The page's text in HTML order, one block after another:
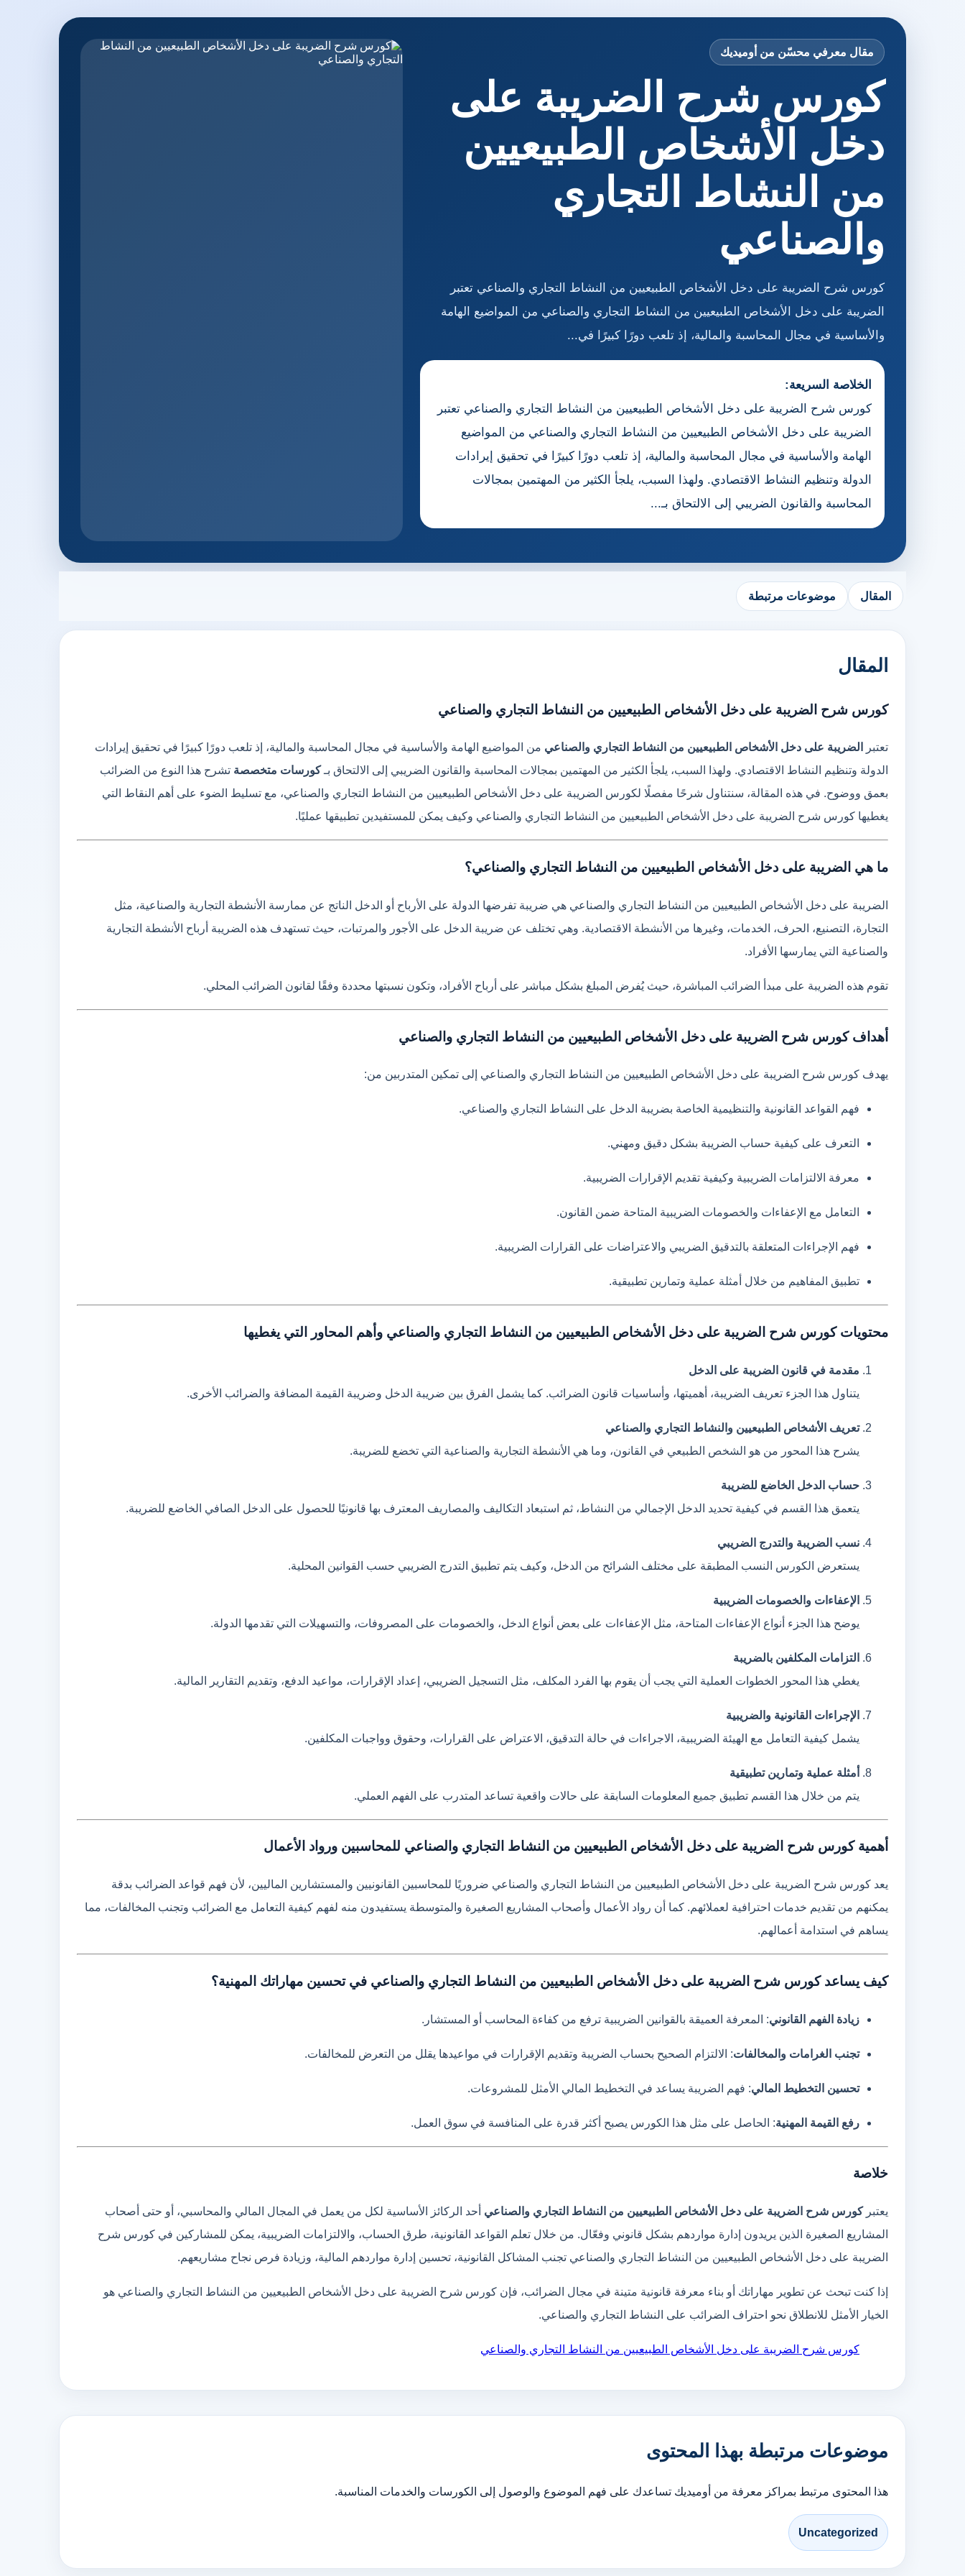
مقال معرفي محسّن من أوميديك
كورس شرح الضريبة على
دخل الأشخاص الطبيعيين
من النشاط التجاري
والصناعي
كورس شرح الضريبة على دخل الأشخاص الطبيعيين من النشاط التجاري والصناعي تعتبر
الضريبة على دخل الأشخاص الطبيعيين من النشاط التجاري والصناعي من المواضيع الهامة
والأساسية في مجال المحاسبة والمالية، إذ تلعب دورًا كبيرًا في...
الخلاصة السريعة:
كورس شرح الضريبة على دخل الأشخاص الطبيعيين من النشاط التجاري والصناعي تعتبر
الضريبة على دخل الأشخاص الطبيعيين من النشاط التجاري والصناعي من المواضيع
الهامة والأساسية في مجال المحاسبة والمالية، إذ تلعب دورًا كبيرًا في تحقيق إيرادات
الدولة وتنظيم النشاط الاقتصادي. ولهذا السبب، يلجأ الكثير من المهتمين بمجالات
المحاسبة والقانون الضريبي إلى الالتحاق بـ...
المقال موضوعات مرتبطة
المقال
كورس شرح الضريبة على دخل الأشخاص الطبيعيين من النشاط التجاري والصناعي
تعتبر الضريبة على دخل الأشخاص الطبيعيين من النشاط التجاري والصناعي من المواضيع الهامة والأساسية في مجال المحاسبة والمالية، إذ تلعب دورًا كبيرًا في تحقيق إيرادات
الدولة وتنظيم النشاط الاقتصادي. ولهذا السبب، يلجأ الكثير من المهتمين بمجالات المحاسبة والقانون الضريبي إلى الالتحاق بـكورسات متخصصة تشرح هذا النوع من الضرائب
بعمق ووضوح. في هذه المقالة، سنتناول شرحًا مفصلًا لكورس الضريبة على دخل الأشخاص الطبيعيين من النشاط التجاري والصناعي، مع تسليط الضوء على أهم النقاط التي
يغطيها كورس شرح الضريبة على دخل الأشخاص الطبيعيين من النشاط التجاري والصناعي وكيف يمكن للمستفيدين تطبيقها عمليًا.
ما هي الضريبة على دخل الأشخاص الطبيعيين من النشاط التجاري والصناعي؟
الضريبة على دخل الأشخاص الطبيعيين من النشاط التجاري والصناعي هي ضريبة تفرضها الدولة على الأرباح أو الدخل الناتج عن ممارسة الأنشطة التجارية والصناعية، مثل
التجارة، التصنيع، الحرف، الخدمات، وغيرها من الأنشطة الاقتصادية. وهي تختلف عن ضريبة الدخل على الأجور والمرتبات، حيث تستهدف هذه الضريبة أرباح الأنشطة التجارية
والصناعية التي يمارسها الأفراد.
تقوم هذه الضريبة على مبدأ الضرائب المباشرة، حيث يُفرض المبلغ بشكل مباشر على أرباح الأفراد، وتكون نسبتها محددة وفقًا لقانون الضرائب المحلي.
أهداف كورس شرح الضريبة على دخل الأشخاص الطبيعيين من النشاط التجاري والصناعي
يهدف كورس شرح الضريبة على دخل الأشخاص الطبيعيين من النشاط التجاري والصناعي إلى تمكين المتدربين من:
فهم القواعد القانونية والتنظيمية الخاصة بضريبة الدخل على النشاط التجاري والصناعي.
التعرف على كيفية حساب الضريبة بشكل دقيق ومهني.
معرفة الالتزامات الضريبية وكيفية تقديم الإقرارات الضريبية.
التعامل مع الإعفاءات والخصومات الضريبية المتاحة ضمن القانون.
فهم الإجراءات المتعلقة بالتدقيق الضريبي والاعتراضات على القرارات الضريبية.
تطبيق المفاهيم من خلال أمثلة عملية وتمارين تطبيقية.
محتويات كورس شرح الضريبة على دخل الأشخاص الطبيعيين من النشاط التجاري والصناعي وأهم المحاور التي يغطيها
مقدمة في قانون الضريبة على الدخل
يتناول هذا الجزء تعريف الضريبة، أهميتها، وأساسيات قانون الضرائب. كما يشمل الفرق بين ضريبة الدخل وضريبة القيمة المضافة والضرائب الأخرى.
تعريف الأشخاص الطبيعيين والنشاط التجاري والصناعي
يشرح هذا المحور من هو الشخص الطبيعي في القانون، وما هي الأنشطة التجارية والصناعية التي تخضع للضريبة.
حساب الدخل الخاضع للضريبة
يتعمق هذا القسم في كيفية تحديد الدخل الإجمالي من النشاط، ثم استبعاد التكاليف والمصاريف المعترف بها قانونيًا للحصول على الدخل الصافي الخاضع للضريبة.
نسب الضريبة والتدرج الضريبي
يستعرض الكورس النسب المطبقة على مختلف الشرائح من الدخل، وكيف يتم تطبيق التدرج الضريبي حسب القوانين المحلية.
الإعفاءات والخصومات الضريبية
يوضح هذا الجزء أنواع الإعفاءات المتاحة، مثل الإعفاءات على بعض أنواع الدخل، والخصومات على المصروفات، والتسهيلات التي تقدمها الدولة.
التزامات المكلفين بالضريبة
يغطي هذا المحور الخطوات العملية التي يجب أن يقوم بها الفرد المكلف، مثل التسجيل الضريبي، إعداد الإقرارات، مواعيد الدفع، وتقديم التقارير المالية.
الإجراءات القانونية والضريبية
يشمل كيفية التعامل مع الهيئة الضريبية، الاجراءات في حالة التدقيق، الاعتراض على القرارات، وحقوق وواجبات المكلفين.
أمثلة عملية وتمارين تطبيقية
يتم من خلال هذا القسم تطبيق جميع المعلومات السابقة على حالات واقعية تساعد المتدرب على الفهم العملي.
أهمية كورس شرح الضريبة على دخل الأشخاص الطبيعيين من النشاط التجاري والصناعي للمحاسبين ورواد الأعمال
يعد كورس شرح الضريبة على دخل الأشخاص الطبيعيين من النشاط التجاري والصناعي ضروريًا للمحاسبين القانونيين والمستشارين الماليين، لأن فهم قواعد الضرائب بدقة
يمكنهم من تقديم خدمات احترافية لعملائهم. كما أن رواد الأعمال وأصحاب المشاريع الصغيرة والمتوسطة يستفيدون منه لفهم كيفية التعامل مع الضرائب وتجنب المخالفات، مما
يساهم في استدامة أعمالهم.
كيف يساعد كورس شرح الضريبة على دخل الأشخاص الطبيعيين من النشاط التجاري والصناعي في تحسين مهاراتك المهنية؟
زيادة الفهم القانوني: المعرفة العميقة بالقوانين الضريبية ترفع من كفاءة المحاسب أو المستشار.
تجنب الغرامات والمخالفات: الالتزام الصحيح بحساب الضريبة وتقديم الإقرارات في مواعيدها يقلل من التعرض للمخالفات.
تحسين التخطيط المالي: فهم الضريبة يساعد في التخطيط المالي الأمثل للمشروعات.
رفع القيمة المهنية: الحاصل على مثل هذا الكورس يصبح أكثر قدرة على المنافسة في سوق العمل.
خلاصة
يعتبركورس شرح الضريبة على دخل الأشخاص الطبيعيين من النشاط التجاري والصناعي أحد الركائز الأساسية لكل من يعمل في المجال المالي والمحاسبي، أو حتى أصحاب
المشاريع الصغيرة الذين يريدون إدارة مواردهم بشكل قانوني وفعّال. من خلال تعلم القواعد القانونية، طرق الحساب، والالتزامات الضريبية، يمكن للمشاركين في كورس شرح
الضريبة على دخل الأشخاص الطبيعيين من النشاط التجاري والصناعي تجنب المشاكل القانونية، تحسين إدارة مواردهم المالية، وزيادة فرص نجاح مشاريعهم.
إذا كنت تبحث عن تطوير مهاراتك أو بناء معرفة قانونية متينة في مجال الضرائب، فإن كورس شرح الضريبة على دخل الأشخاص الطبيعيين من النشاط التجاري والصناعي هو
الخيار الأمثل للانطلاق نحو احتراف الضرائب على النشاط التجاري والصناعي.
كورس شرح الضريبة على دخل الأشخاص الطبيعيين من النشاط التجاري والصناعي
موضوعات مرتبطة بهذا المحتوى
هذا المحتوى مرتبط بمراكز معرفة من أوميديك تساعدك على فهم الموضوع والوصول إلى الكورسات والخدمات المناسبة.
Uncategorized